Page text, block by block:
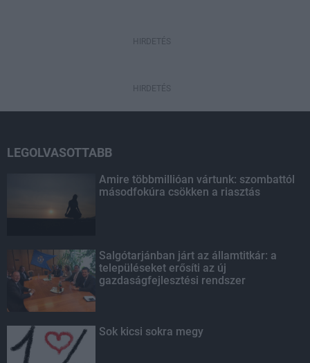
HIRDETÉS
HIRDETÉS
LEGOLVASOTTABB
Amire többmillióan vártunk: szombattól
másodfokúra csökken a riasztás
Salgótarjánban járt az államtitkár: a
településeket erősíti az új
gazdaságfejlesztési rendszer
Sok kicsi sokra megy